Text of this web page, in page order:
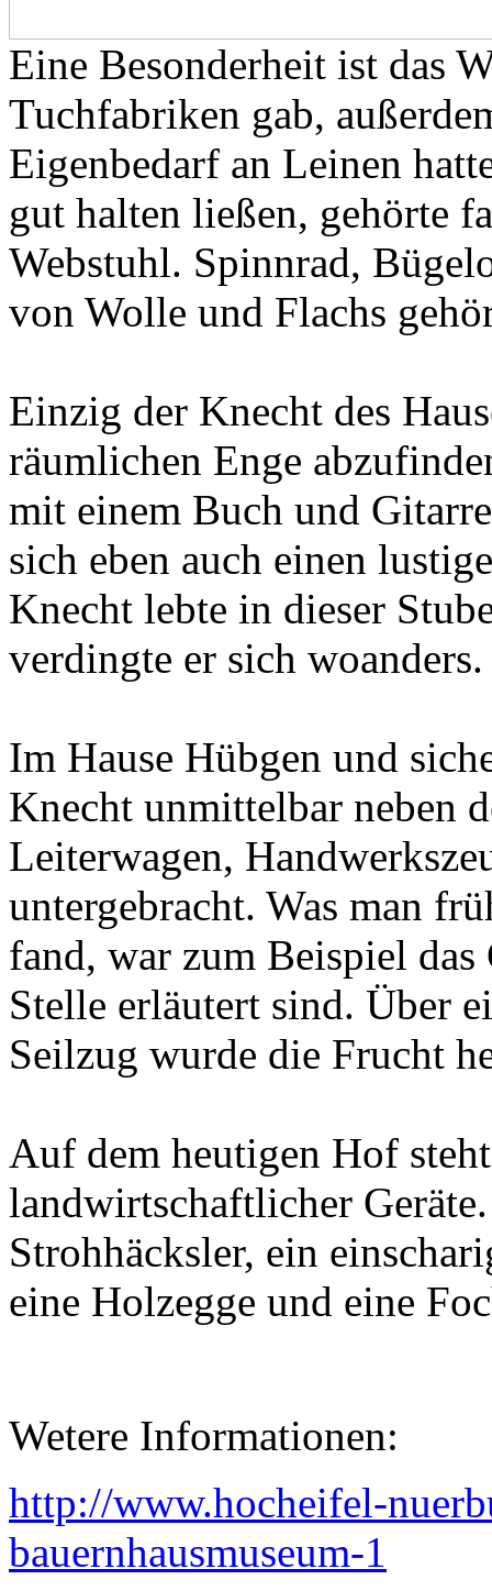
Eine Besonderheit ist das
Tuchfabriken gab,
Eigenbedarf an Leinen
gut halten ließen, gehörte
Webstuhl. Spinnrad,
von Wolle und Flachs
Einzig der Knecht des
räumlichen Enge
mit einem Buch und
sich eben auch einen
Knecht lebte in dieser
verdingte er sich woanders.
Im Hause Hübgen und
Knecht unmittelbar neben
Leiterwagen,
untergebracht. Was man
fand, war zum Beispiel das
Stelle erläutert sind. Über
Seilzug wurde die Frucht
Auf dem heutigen Hof
landwirtschaftlicher
Strohhäcksler, ein
eine Holzegge und eine
Wetere Informationen:
http://www.hocheifel-
bauernhausmuseum-1